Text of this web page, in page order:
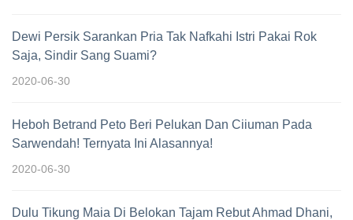
Dewi Persik Sarankan Pria Tak Nafkahi Istri Pakai Rok
Saja, Sindir Sang Suami?
2020-06-30
Heboh Betrand Peto Beri Pelukan Dan Ciiuman Pada
Sarwendah! Ternyata Ini Alasannya!
2020-06-30
Dulu Tikung Maia Di Belokan Tajam Rebut Ahmad Dhani,